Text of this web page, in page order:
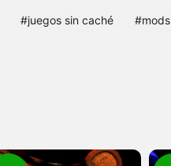
#juegos sin caché #mods